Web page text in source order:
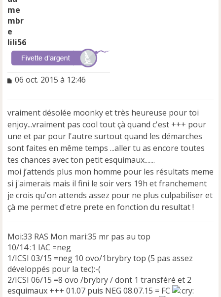
lili56
M
a
g
e
n
o
n
l
u
06 oct. 2015 à 12:46
vraiment désolée moonky et très heureuse pour toi
enjoy...vraiment pas cool tout çà quand c'est +++ pour
une et par pour l'autre surtout quand les démarches
sont faites en même temps ...aller tu as encore toutes
tes chances avec ton petit esquimaux.......
moi j’attends plus mon homme pour les résultats meme
si j'aimerais mais il fini le soir vers 19h et franchement
je crois qu'on attends assez pour ne plus culpabiliser et
çà me permet d'etre prete en fonction du resultat !
Moi:33 RAS Mon mari:35 mr pas au top
10/14 :1 IAC =neg
1/ICSI 03/15 =neg 10 ovo/1brybry top (5 pas assez
développés pour la tec):-(
2/ICSI 06/15 =8 ovo /brybry / dont 1 transféré et 2
esquimaux +++ 01.07 puis NEG 08.07.15 = FC